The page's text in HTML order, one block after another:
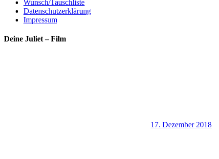
Wunsch/Tauschliste
Datenschutzerklärung
Impressum
Deine Juliet – Film
17. Dezember 2018